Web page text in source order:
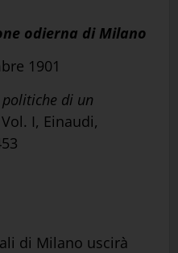
odierna di Milano
1901
politiche di un
I, Einaudi,
di Milano uscirà